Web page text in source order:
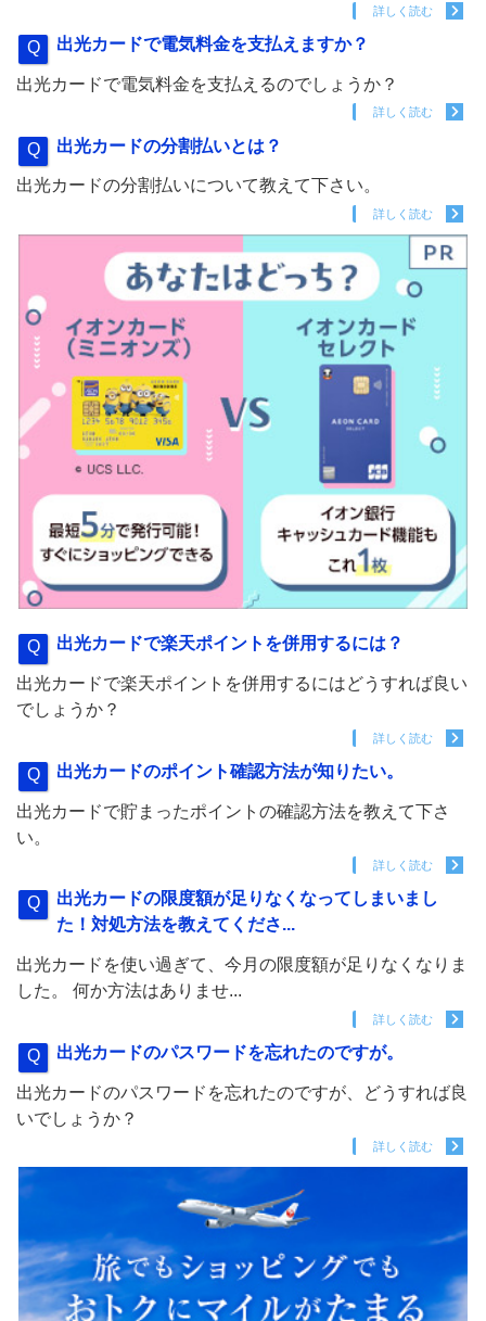
詳しく読む
出光カードで電気料金を支払えますか？
出光カードで電気料金を支払えるのでしょうか？
詳しく読む
出光カードの分割払いとは？
出光カードの分割払いについて教えて下さい。
詳しく読む
出光カードで楽天ポイントを併用するには？
出光カードで楽天ポイントを併用するにはどうすれば良い
でしょうか？
詳しく読む
出光カードのポイント確認方法が知りたい。
出光カードで貯まったポイントの確認方法を教えて下さ
い。
詳しく読む
出光カードの限度額が足りなくなってしまいまし
た！対処方法を教えてくださ...
出光カードを使い過ぎて、今月の限度額が足りなくなりま
した。 何か方法はありませ...
詳しく読む
出光カードのパスワードを忘れたのですが。
出光カードのパスワードを忘れたのですが、どうすれば良
いでしょうか？
詳しく読む